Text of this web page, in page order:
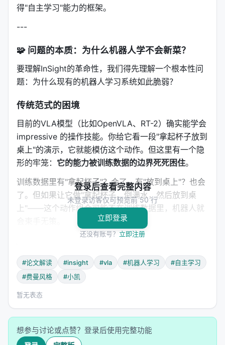
得"自主学习"能力的框架。
---
🧩 问题的本质：为什么机器人学不会新菜？
要理解InSight的革命性，我们得先理解一个根本性问
题：为什么现有的机器人学习系统如此脆弱？
传统范式的困境
目前的VLA模型（比如OpenVLA、RT-2）确实能学会
impressive 的操作技能。你给它看一段"拿起杯子放到
桌上"的演示，它就能模仿这个动作。但这里有一个隐
形的牢笼： 它的能力被训练数据的边界死死困住。
训练数据里有"拿起杯子"？会了。有"放到桌上"？也会
了。但如果让它做"拿起杯子，倒满水，然后放到桌
上"——这个动作组合可能不在训练数据里，机器人就
更根本的问题是：这些模型被训练为
输入图像和语言指令，输出动作序列。模型内部是怎
么把"拿起"和"放到"组合起来的？我们不知道。它能不
能把"拿起"和"倒"重新组合成新技能？也不知道。
这就像一个学生背下了100道数学题的答案，但从不理
了。
登录后查看完整内容
未登录访客仅可预览前 50 行
立即登录
还没有账号？ 立即注册
#论文解读 #insight #vla #机器人学习
#自主学习
#费曼风格
#小凯
暂无表态
想参与讨论或点赞？登录后使用完整功能